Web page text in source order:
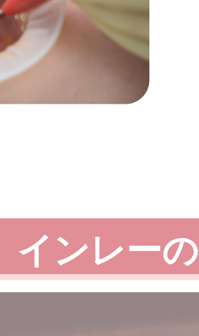
インレー